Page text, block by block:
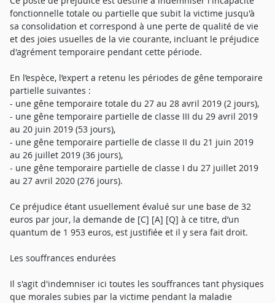
fonctionnelle totale ou partielle que subit la victime jusqu'à
sa consolidation et correspond à une perte de qualité de vie
et des joies usuelles de la vie courante, incluant le préjudice
d'agrément temporaire pendant cette période.
En l’espèce, l’expert a retenu les périodes de gêne temporaire
partielle suivantes :
- une gêne temporaire totale du 27 au 28 avril 2019 (2 jours),
- une gêne temporaire partielle de classe III du 29 avril 2019
au 20 juin 2019 (53 jours),
- une gêne temporaire partielle de classe II du 21 juin 2019
au 26 juillet 2019 (36 jours),
- une gêne temporaire partielle de classe I du 27 juillet 2019
au 27 avril 2020 (276 jours).
Ce préjudice étant usuellement évalué sur une base de 32
euros par jour, la demande de [C] [A] [Q] à ce titre, d’un
quantum de 1 953 euros, est justifiée et il y sera fait droit.
Les souffrances endurées
Il s'agit d'indemniser ici toutes les souffrances tant physiques
que morales subies par la victime pendant la maladie